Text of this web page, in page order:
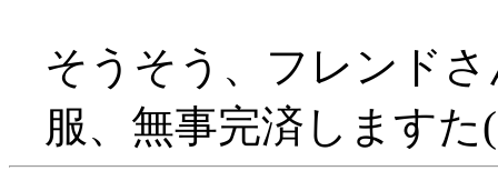
そうそう、フレンド
服、無事完済します